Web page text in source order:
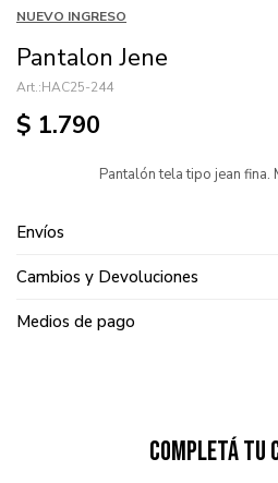
NUEVO INGRESO
Pantalon Jene
HAC25-244
$ 1.790
Pantalón tela tipo jean fina.
Envíos
Cambios y Devoluciones
Medios de pago
Completá tu